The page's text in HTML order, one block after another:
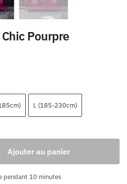
Pourpre
L (185-230cm)
Ajouter au panier
pendant 10 minutes